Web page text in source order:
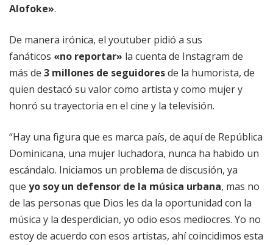
Alofoke».
De manera irónica, el youtuber pidió a sus
fanáticos «no reportar» la cuenta de Instagram de
más de 3 millones de seguidoresde la humorista, de
quien destacó su valor como artista y como mujer y
honró su trayectoria en el cine y la televisión.
“Hay una figura que es marca país, de aquí de República
Dominicana, una mujer luchadora, nunca ha habido un
escándalo. Iniciamos un problema de discusión, ya
que yo soy un defensor de la música urbana, mas no
de las personas que Dios les da la oportunidad con la
música y la desperdician, yo odio esos mediocres. Yo no
estoy de acuerdo con esos artistas, ahí coincidimos esta